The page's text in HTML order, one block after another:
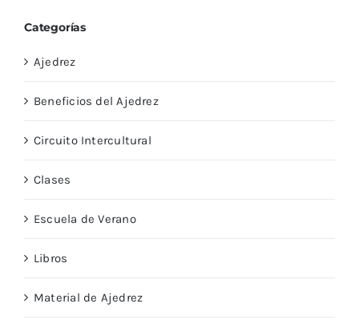
Categorías
Ajedrez
Beneficios del Ajedrez
Circuito Intercultural
Clases
Escuela de Verano
Libros
Material de Ajedrez